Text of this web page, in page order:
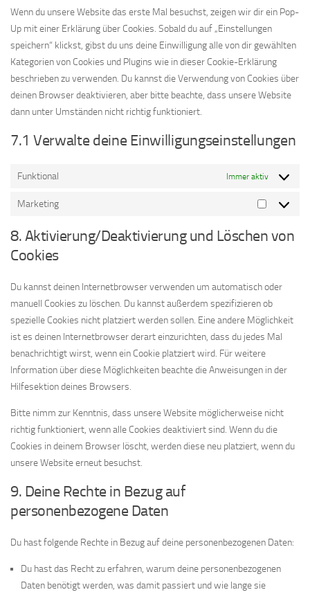
sonstiges
Wenn du unsere Website das erste Mal besuchst, zeigen wir dir ein Pop-
Up mit einer Erklärung über Cookies. Sobald du auf „Einstellungen
speichern“ klickst, gibst du uns deine Einwilligung alle von dir gewählten
Kategorien von Cookies und Plugins wie in dieser Cookie-Erklärung
beschrieben zu verwenden. Du kannst die Verwendung von Cookies über
deinen Browser deaktivieren, aber bitte beachte, dass unsere Website
dann unter Umständen nicht richtig funktioniert.
7.1 Verwalte deine Einwilligungseinstellungen
Funktional Immer aktiv
Marketing
Marketing
8. Aktivierung/Deaktivierung und Löschen von
Cookies
Du kannst deinen Internetbrowser verwenden um automatisch oder
manuell Cookies zu löschen. Du kannst außerdem spezifizieren ob
spezielle Cookies nicht platziert werden sollen. Eine andere Möglichkeit
ist es deinen Internetbrowser derart einzurichten, dass du jedes Mal
benachrichtigt wirst, wenn ein Cookie platziert wird. Für weitere
Information über diese Möglichkeiten beachte die Anweisungen in der
Hilfesektion deines Browsers.
Bitte nimm zur Kenntnis, dass unsere Website möglicherweise nicht
richtig funktioniert, wenn alle Cookies deaktiviert sind. Wenn du die
Cookies in deinem Browser löscht, werden diese neu platziert, wenn du
unsere Website erneut besuchst.
9. Deine Rechte in Bezug auf
personenbezogene Daten
Du hast folgende Rechte in Bezug auf deine personenbezogenen Daten:
Du hast das Recht zu erfahren, warum deine personenbezogenen
Daten benötigt werden, was damit passiert und wie lange sie